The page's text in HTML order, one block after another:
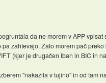
da ne morem v APP
zahtevajo. Zato morem pač
(kjer je drugačen Iban in BIC in
"nakazila v tujino" in od tam